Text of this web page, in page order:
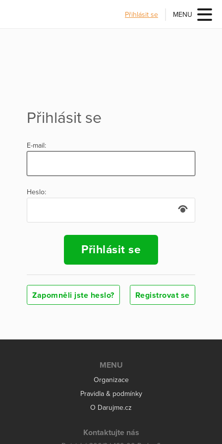
Přihlásit se MENU
Přihlásit se
E-mail:
Heslo:
Přihlásit se
Zapomněli jste heslo? Registrovat se
MENU
Organizace
Pravidla & podmínky
O Darujme.cz
Kontaktujte nás